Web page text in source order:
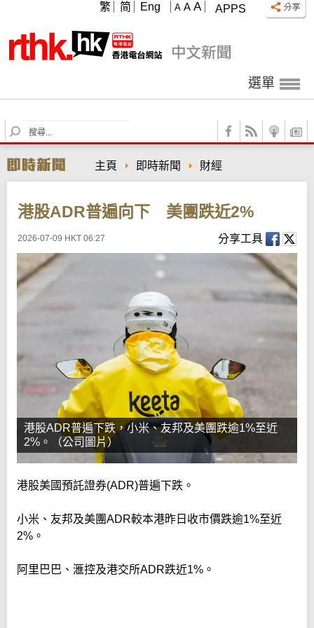
APPS
A A A
繁 简 Eng
選單
S
e
r
c
主頁 即時新聞 財經
港股ADR普遍向下 美團跌近2%
2026-07-09 HKT 06:27 分享工具
港股ADR普遍下跌，小米、友邦及美團跌逾1%至近
2%。（公司圖片）
港股美國預託證券(ADR)普遍下跌。
小米、友邦及美團ADR較本港昨日收市價跌逾1%至近
2%。
阿里巴巴、滙控及港交所ADR跌近1%。